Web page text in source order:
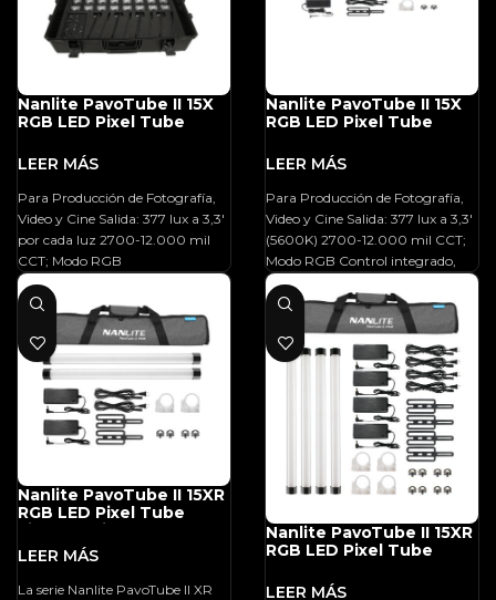
Nanlite PavoTube II 15X
RGB LED Pixel Tube
Para Producción de Fotografía,
Video y Cine Salida: 377 lux a 3,3′
por cada luz 2700-12.000 mil
CCT; Modo RGB
Nanlite PavoTube II 15X
RGB LED Pixel Tube
Para Producción de Fotografía,
Video y Cine Salida: 377 lux a 3,3′
(5600K) 2700-12.000 mil CCT;
Modo RGB Control integrado,
Nanlite PavoTube II 15XR
RGB LED Pixel Tube
Light (2′ Kit De 2 Luces)
La serie Nanlite PavoTube II XR
Nanlite PavoTube II 15XR
RGB LED Pixel Tube
Luces)